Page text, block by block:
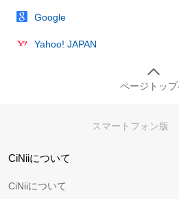
Google
Yahoo! JAPAN
ページトッ
スマートフォン版
CiNiiについて
CiNiiについて